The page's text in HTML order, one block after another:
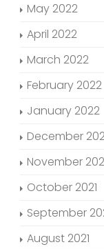
May 2022
April 2022
March 2022
February 2022
January 2022
December
November
October 2021
September
August 2021